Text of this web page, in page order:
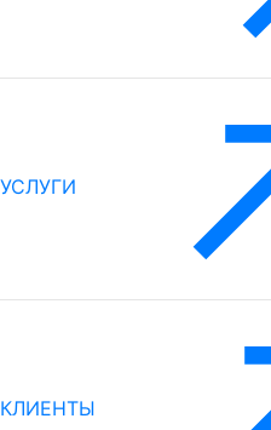
УСЛУГИ
КЛИЕНТЫ